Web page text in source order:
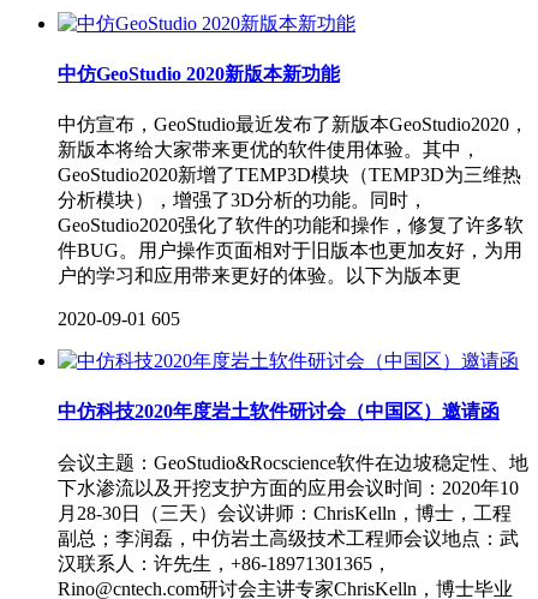
中仿GeoStudio 2020新版本新功能
中仿宣布，GeoStudio最近发布了新版本GeoStudio2020，
新版本将给大家带来更优的软件使用体验。其中，
GeoStudio2020新增了TEMP3D模块（TEMP3D为三维热
分析模块），增强了3D分析的功能。同时，
GeoStudio2020强化了软件的功能和操作，修复了许多软
件BUG。用户操作页面相对于旧版本也更加友好，为用
户的学习和应用带来更好的体验。以下为版本更
2020-09-01 605
中仿科技2020年度岩土软件研讨会（中国区）邀请函
会议主题：GeoStudio&Rocscience软件在边坡稳定性、地
下水渗流以及开挖支护方面的应用会议时间：2020年10
月28-30日（三天）会议讲师：ChrisKelln，博士，工程
副总；李润磊，中仿岩土高级技术工程师会议地点：武
汉联系人：许先生，+86-18971301365，
Rino@cntech.com研讨会主讲专家ChrisKelln，博士毕业